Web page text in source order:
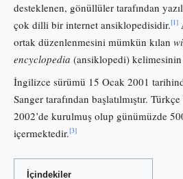
desteklenen, gönüllüler tarafından
çok dilli bir internet ansiklopedisidir.[1]
ortak düzenlenmesini mümkün kılan
encyclopedia (ansiklopedi)
İngilizce sürümü 15 Ocak 2001
Sanger tarafından başlatılmıştır.
2002’de kurulmuş olup günümüzde
içermektedir.[3]
İçindekiler